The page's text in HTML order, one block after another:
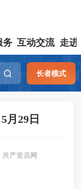
务 互动交流 走进
长者模式
月29日
共产党员网